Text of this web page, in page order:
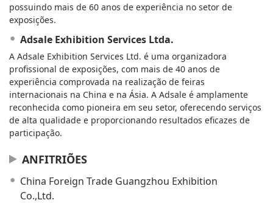
possuindo mais de 60 anos de experiência no setor de
exposições.
Adsale Exhibition Services Ltda.
A Adsale Exhibition Services Ltd. é uma organizadora
profissional de exposições, com mais de 40 anos de
experiência comprovada na realização de feiras
internacionais na China e na Ásia. A Adsale é amplamente
reconhecida como pioneira em seu setor, oferecendo serviços
de alta qualidade e proporcionando resultados eficazes de
participação.
ANFITRIÕES
China Foreign Trade Guangzhou Exhibition
Co.,Ltd.